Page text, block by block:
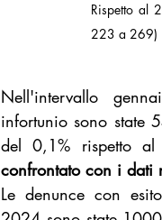
Rispetto al
223 a 269)
Nell'intervallo
infortunio sono state
del 0,1% rispetto
confrontato con i dati
Le denunce con